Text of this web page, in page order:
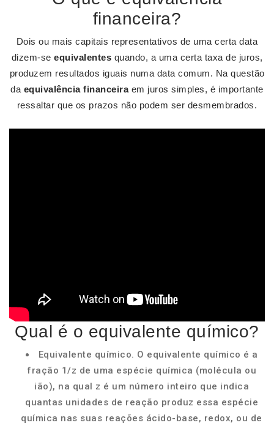
financeira?
Dois ou mais capitais representativos de uma certa data
dizem-se equivalentes quando, a uma certa taxa de juros,
produzem resultados iguais numa data comum. Na questão
da equivalência financeiraem juros simples, é importante
ressaltar que os prazos não podem ser desmembrados.
Qual é o equivalente químico?
Equivalente químico. O equivalente químico é a
fração 1/z de uma espécie química (molécula ou
ião), na qual z é um número inteiro que indica
quantas unidades de reação produz essa espécie
química nas suas reações ácido-base, redox, ou de